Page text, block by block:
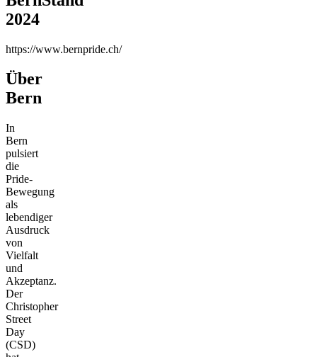
2024
https://www.bernpride.ch/
Über
Bern
In
Bern
pulsiert
die
Pride-
Bewegung
als
lebendiger
Ausdruck
von
Vielfalt
und
Akzeptanz.
Der
Christopher
Street
Day
(CSD)